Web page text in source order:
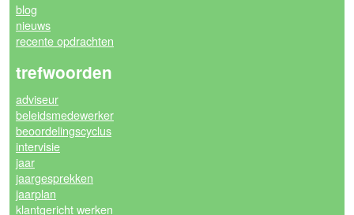
blog
nieuws
recente opdrachten
trefwoorden
adviseur
beleidsmedewerker
beoordelingscyclus
intervisie
jaar
jaargesprekken
jaarplan
klantgericht werken